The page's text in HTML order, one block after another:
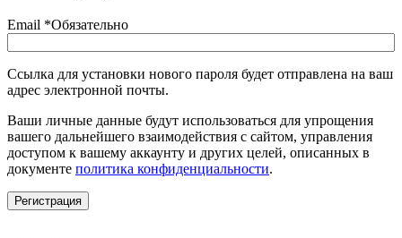
Email *Обязательно
Ссылка для установки нового пароля будет отправлена ​​на ваш
адрес электронной почты.
Ваши личные данные будут использоваться для упрощения
вашего дальнейшего взаимодействия с сайтом, управления
доступом к вашему аккаунту и других целей, описанных в
документе политика конфиденциальности.
Регистрация